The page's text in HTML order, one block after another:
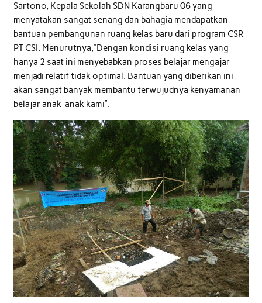
Sartono, Kepala Sekolah SDN Karangbaru 06 yang
menyatakan sangat senang dan bahagia mendapatkan
bantuan pembangunan ruang kelas baru dari program CSR
PT CSI. Menurutnya,”Dengan kondisi ruang kelas yang
hanya 2 saat ini menyebabkan proses belajar mengajar
menjadi relatif tidak optimal. Bantuan yang diberikan ini
akan sangat banyak membantu terwujudnya kenyamanan
belajar anak-anak kami”.